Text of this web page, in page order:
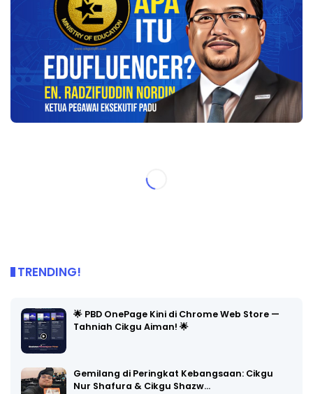
TRENDING!
🌟 PBD OnePage Kini di Chrome Web Store —
Tahniah Cikgu Aiman! 🌟
Gemilang di Peringkat Kebangsaan: Cikgu
Nur Shafura & Cikgu Shazw…